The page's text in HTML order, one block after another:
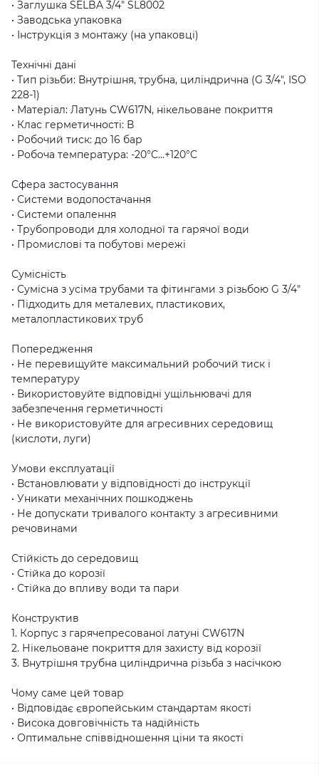
• Заглушка SELBA 3/4″ SL8002
• Заводська упаковка
• Інструкція з монтажу (на упаковці)
Технічні дані
• Тип різьби: Внутрішня, трубна, циліндрична (G 3/4″, ISO
228-1)
• Матеріал: Латунь CW617N, нікельоване покриття
• Клас герметичності: В
• Робочий тиск: до 16 бар
• Робоча температура: -20°C...+120°C
Сфера застосування
• Системи водопостачання
• Системи опалення
• Трубопроводи для холодної та гарячої води
• Промислові та побутові мережі
Сумісність
• Сумісна з усіма трубами та фітингами з різьбою G 3/4″
• Підходить для металевих, пластикових,
металопластикових труб
Попередження
• Не перевищуйте максимальний робочий тиск і
температуру
• Використовуйте відповідні ущільнювачі для
забезпечення герметичності
• Не використовуйте для агресивних середовищ
(кислоти, луги)
Умови експлуатації
• Встановлювати у відповідності до інструкції
• Уникати механічних пошкоджень
• Не допускати тривалого контакту з агресивними
речовинами
Стійкість до середовищ
• Стійка до корозії
• Стійка до впливу води та пари
Конструктив
1. Корпус з гарячепресованої латуні CW617N
2. Нікельоване покриття для захисту від корозії
3. Внутрішня трубна циліндрична різьба з насічкою
Чому саме цей товар
• Відповідає європейським стандартам якості
• Висока довговічність та надійність
• Оптимальне співвідношення ціни та якості